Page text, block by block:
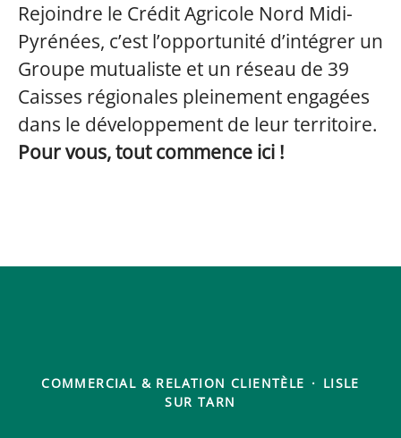
Rejoindre le Crédit Agricole Nord Midi-
Pyrénées, c’est l’opportunité d’intégrer un
Groupe mutualiste et un réseau de 39
Caisses régionales pleinement engagées
dans le développement de leur territoire.
Pour vous, tout commence ici !
COMMERCIAL & RELATION CLIENTÈLE · LISLE
SUR TARN